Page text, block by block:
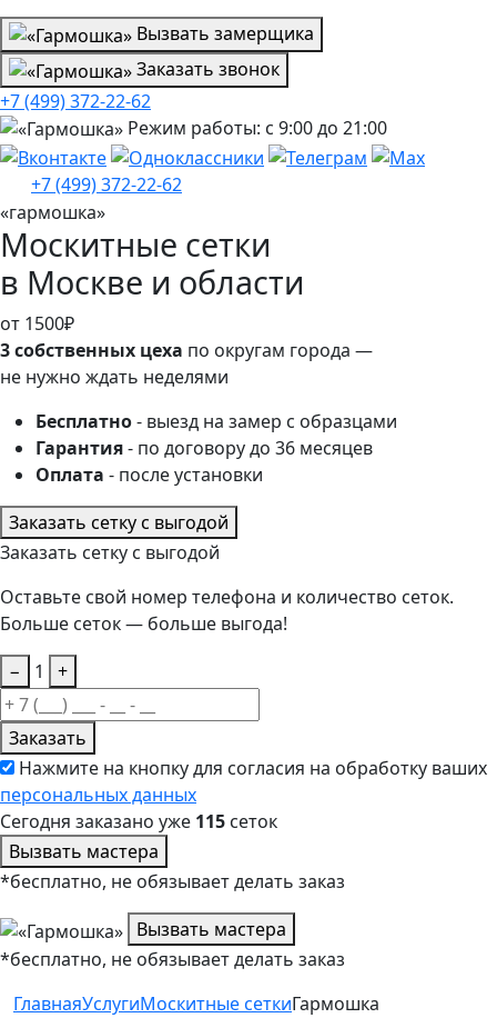
Вызвать замерщика
Заказать звонок
+7 (499) 372-22-62
Режим работы: с 9:00 до 21:00
+7 (499) 372-22-62
«гармошка»
Москитные сетки
в Москве и области
от 1500₽
3 собственных цеха по округам города —
не нужно ждать неделями
Бесплатно- выезд на замер с образцами
Гарантия- по договору до 36 месяцев
Оплата - после установки
Заказать сетку с выгодой
Заказать сетку с выгодой
Оставьте свой номер телефона и количество сеток.
Больше сеток — больше выгода!
−
1 +
Заказать
Нажмите на кнопку для согласия на обработку ваших
персональных данных
Сегодня заказано уже 115 сеток
Вызвать мастера
*бесплатно, не обязывает делать заказ
Вызвать мастера
*бесплатно, не обязывает делать заказ
ГлавнаяУслугиМоскитные сеткиГармошка